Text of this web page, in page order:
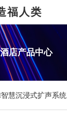
福人类
酒店产品中心
慧沉浸式扩声系统